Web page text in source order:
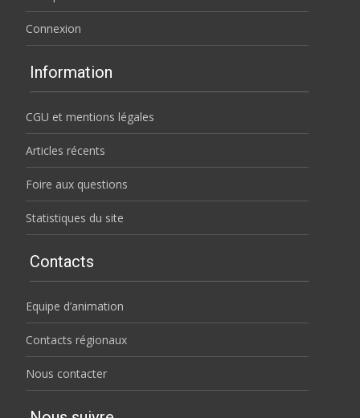
Connexion
Information
CGU et mentions légales
Articles récents
Foire aux questions
Statistiques du site
Contacts
Equipe d’animation
Contacts régionaux
Nous contacter